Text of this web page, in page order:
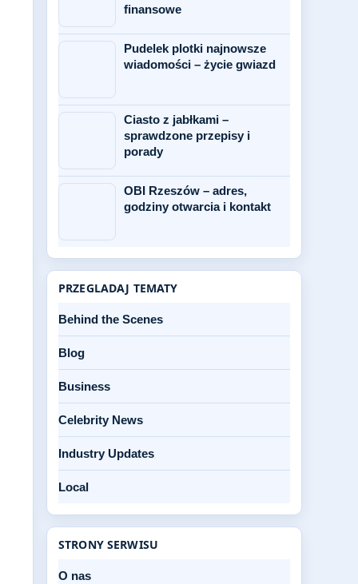
finansowe
Pudelek plotki najnowsze
wiadomości – życie gwiazd
Ciasto z jabłkami –
sprawdzone przepisy i
porady
OBI Rzeszów – adres,
godziny otwarcia i kontakt
PRZEGLADAJ TEMATY
Behind the Scenes
Blog
Business
Celebrity News
Industry Updates
Local
STRONY SERWISU
O nas